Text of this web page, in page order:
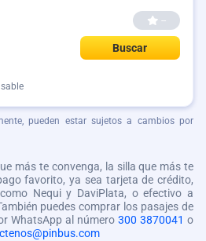
--
Buscar
pueden estar sujetos a cambios por
más te convenga, la silla que más te
favorito, ya sea tarjeta de crédito,
Nequi y DaviPlata, o efectivo a
puedes comprar los pasajes de
WhatsApp al número 300 3870041 o